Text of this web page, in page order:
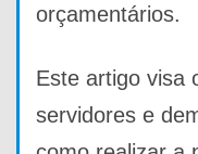
orçamentários.
Este artigo visa
servidores e